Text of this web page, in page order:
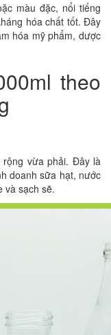
màu đặc, nổi tiếng
hóa chất tốt. Đây
hóa mỹ phẩm, dược
theo
rộng vừa phải. Đây là
doanh sữa hạt, nước
và sạch sẽ.